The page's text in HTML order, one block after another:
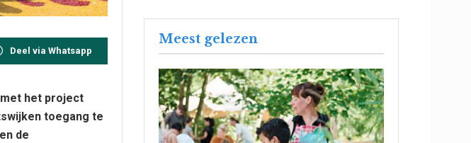
Deel via Whatsapp
het project
toegang te
de
Meest gelezen